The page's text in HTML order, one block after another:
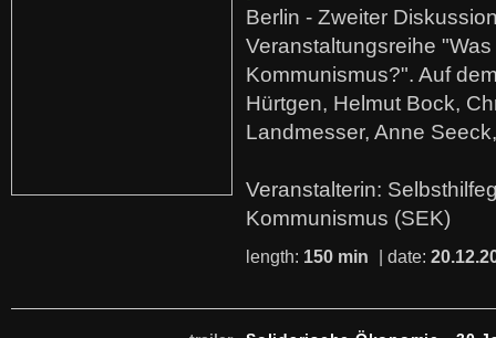
Berlin - Zweiter
Veranstaltungsreihe "Was
Kommunismus?". Auf
Hürtgen, Helmut Bock,
Landmesser, Anne
Veranstalterin:
Kommunismus (SEK)
length: 150 min | date: